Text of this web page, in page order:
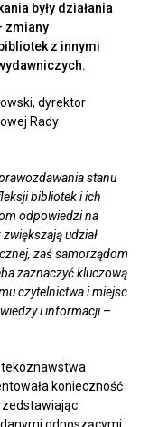
były działania
zmiany
z innymi
dyrektor
Rady
stanu
bibliotek i ich
odpowiedzi na
udział
zaś samorządom
zaznaczyć kluczową
czytelnictwa i miejsc
i informacji–
konieczność